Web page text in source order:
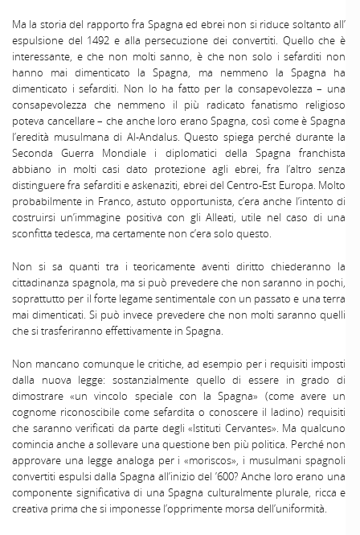
Ma la storia del rapporto fra Spagna ed ebrei non si riduce soltanto all’
espulsione del 1492 e alla persecuzione dei convertiti. Quello che è
interessante, e che non molti sanno, è che non solo i sefarditi non
hanno mai dimenticato la Spagna, ma nemmeno la Spagna ha
dimenticato i sefarditi. Non lo ha fatto per la consapevolezza – una
consapevolezza che nemmeno il più radicato fanatismo religioso
poteva cancellare – che anche loro erano Spagna, così come è Spagna
l’eredità musulmana di Al-Andalus. Questo spiega perché durante la
Seconda Guerra Mondiale i diplomatici della Spagna franchista
abbiano in molti casi dato protezione agli ebrei, fra l’altro senza
distinguere fra sefarditi e askenaziti, ebrei del Centro-Est Europa. Molto
probabilmente in Franco, astuto opportunista, c’era anche l’intento di
costruirsi un’immagine positiva con gli Alleati, utile nel caso di una
sconfitta tedesca, ma certamente non c’era solo questo.
Non si sa quanti tra i teoricamente aventi diritto chiederanno la
cittadinanza spagnola, ma si può prevedere che non saranno in pochi,
soprattutto per il forte legame sentimentale con un passato e una terra
mai dimenticati. Si può invece prevedere che non molti saranno quelli
che si trasferiranno effettivamente in Spagna.
Non mancano comunque le critiche, ad esempio per i requisiti imposti
dalla nuova legge: sostanzialmente quello di essere in grado di
dimostrare «un vincolo speciale con la Spagna» (come avere un
cognome riconoscibile come sefardita o conoscere il ladino) requisiti
che saranno verificati da parte degli «Istituti Cervantes». Ma qualcuno
comincia anche a sollevare una questione ben più politica. Perché non
approvare una legge analoga per i «moriscos», i musulmani spagnoli
convertiti espulsi dalla Spagna all’inizio del ’600? Anche loro erano una
componente significativa di una Spagna culturalmente plurale, ricca e
creativa prima che si imponesse l’opprimente morsa dell’uniformità.